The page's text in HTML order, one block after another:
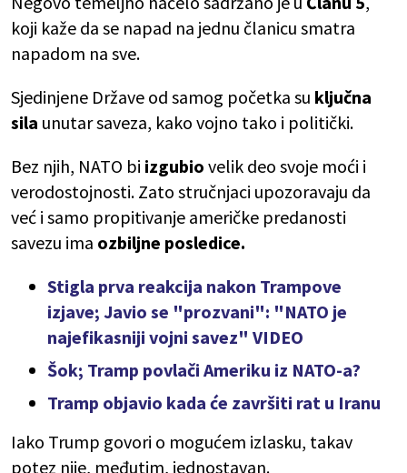
koji kaže da se napad na jednu članicu smatra
napadom na sve.
Sjedinjene Države od samog početka su ključna
sila unutar saveza, kako vojno tako i politički.
Bez njih, NATO bi izgubio velik deo svoje moći i
verodostojnosti. Zato stručnjaci upozoravaju da
već i samo propitivanje američke predanosti
savezu ima ozbiljne posledice.
Stigla prva reakcija nakon Trampove
izjave; Javio se "prozvani": "NATO je
najefikasniji vojni savez" VIDEO
Šok; Tramp povlači Ameriku iz NATO-a?
Tramp objavio kada će završiti rat u Iranu
Iako Trump govori o mogućem izlasku, takav
potez nije, međutim, jednostavan.